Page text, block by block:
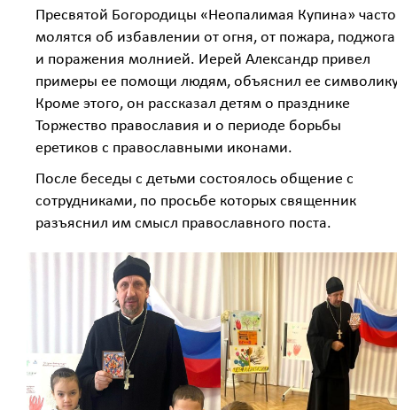
Пресвятой Богородицы «Неопалимая Купина» часто
молятся об избавлении от огня, от пожара, поджога
и поражения молнией. Иерей Александр привел
примеры ее помощи людям, объяснил ее
Кроме этого, он рассказал детям о празднике
Торжество православия и о периоде борьбы
еретиков с православными иконами.
После беседы с детьми состоялось общение с
сотрудниками, по просьбе которых священник
разъяснил им смысл православного поста.